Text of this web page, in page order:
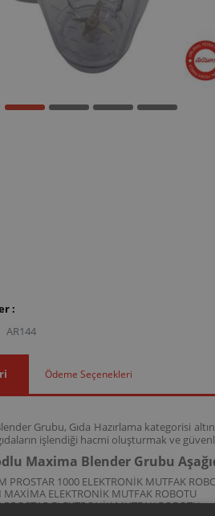
:
AR144
Ödeme Seçenekleri
Grubu, Gıda Hazırlama kategorisi
işlendiği hacmi oluşturmak ve
Maxima Blender Grubu
PROSTAR 1000 ELEKTRONİK MUTFAK
MAXİMA ELEKTRONİK MUTFAK ROBOTU
ELEKTRONİK MUTFAK ROBOTU